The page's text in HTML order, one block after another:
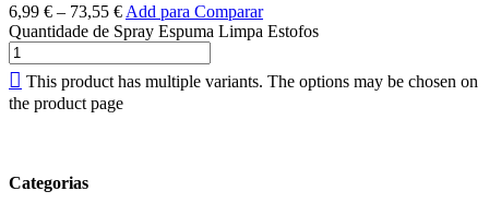
6,99 € – 73,55 € Add para Comparar
Quantidade de Spray Espuma Limpa Estofos
This product has multiple variants. The options may be chosen on
the product page
Categorias